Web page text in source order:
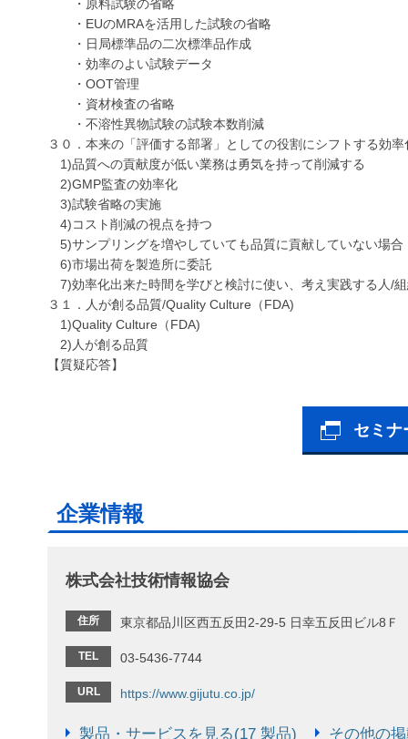
・原料試験の省略
・EUのMRAを活用した試験の省略
・日局標準品の二次標準品作成
・効率のよい試験データ
・OOT管理
・資材検査の省略
・不溶性異物試験の試験本数削減
３０．本来の「評価する部署」としての役割にシフトする
1)品質への貢献度が低い業務は勇気を持って削減する
2)GMP監査の効率化
3)試験省略の実施
4)コスト削減の視点を持つ
5)サンプリングを増やしていても品質に貢献していない場合
6)市場出荷を製造所に委託
7)効率化出来た時間を学びと検討に使い、考え実践する人/
３１．人が創る品質/Quality Culture（FDA)
1)Quality Culture（FDA)
2)人が創る品質
【質疑応答】
セミナ
企業情報
株式会社技術情報協会
住所 東京都品川区西五反田2-29-5 日幸五反田ビル8Ｆ
TEL 03-5436-7744
URL https://www.gijutu.co.jp/
製品・サービスを見る(17 製品) その他の